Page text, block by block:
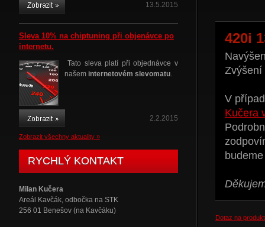
13.5.2015
Sleva 10% na chiptuning při objenávce po
internetu.
Tato sleva platí při objednávce v
našem internetovém slevomatu.
2.2.2015
Zobrazit všechny aktuality »
RYCHLÝ KONTAKT
Milan Kučera
Areál Kavčák, odbočka na STK
256 01 Benešov (na Kavčáku)
420i
Zvýšení
V
Kučera
Dotaz na produkt